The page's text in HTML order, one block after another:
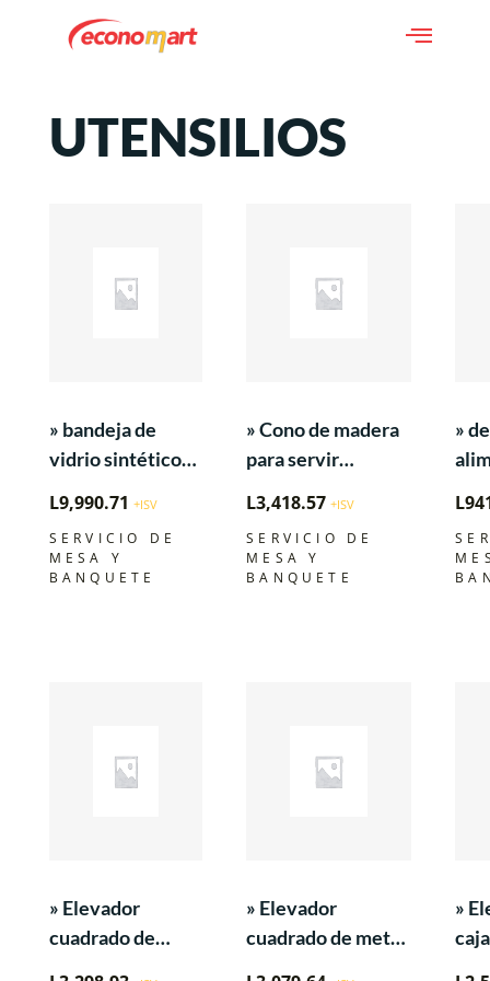
UTENSILIOS
» bandeja de
vidrio sintético
tres niveles de
alambre negro
Glacier para
L9,990.71 +ISV
SERVICIO DE
MESA Y
BANQUETE
» Cono de madera
para servir
caja»
L3,418.57 +ISV
SERVICIO DE
MESA Y
BANQUETE
»
«»x
L
» Elevador
cuadrado de
» Elevador
cuadrado de metal
»